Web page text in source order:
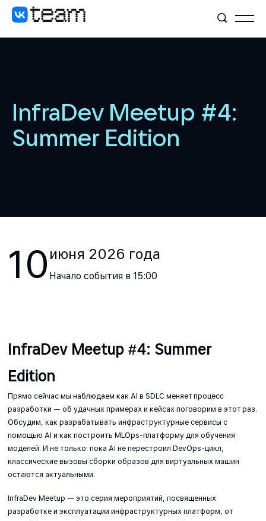
InfraDev Meetup #4:
Summer Edition
10 июня 2026 года
Начало события в 15:00
InfraDev Meetup #4: Summer
Edition
Прямо сейчас мы наблюдаем как AI в SDLC меняет процесс
разработки — об удачных примерах и кейсах поговорим в этот раз.
Обсудим, как разрабатывать инфраструктурные сервисы с
помощью AI и как построить MLOps-платформу для обучения
моделей. И не только: пока AI не перестроил DevOps-цикл,
классические вызовы сборки образов для виртуальных машин
остаются актуальными.
InfraDev Meetup — это серия мероприятий, посвященных
разработке и эксплуатации инфраструктурных платформ, от